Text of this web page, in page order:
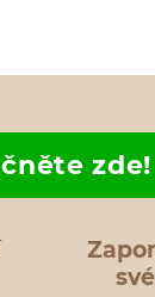
zde!